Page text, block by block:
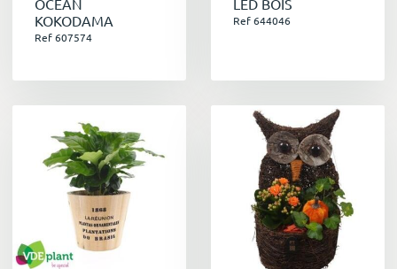
KOKODAMA
Ref 607574
Ref 644046